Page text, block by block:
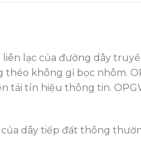
lạc của đường dây
không gỉ bọc nhôm.
tín hiệu thông tin.
dây tiếp đất thông